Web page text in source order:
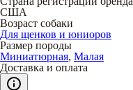
США
Возраст собаки
Для щенков и юниоров
Размер породы
Миниатюрная, Малая
Доставка и оплата